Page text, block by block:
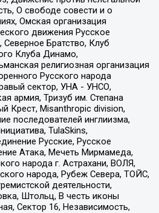
О свободе совести и о
Омская организация
движения Русское
Братство, Клуб
Клуба Динамо,
религиозная организация
Русского народа
сектор, УНА - УНСО,
армия, Тризуб им. Степана
Крест, Misanthropic division,
последователей инглиизма,
TulaSkins,
Русские, Русское
Атака, Мечеть Мирмамеда,
народа г. Астрахани, ВОЛЯ,
народа, Рубеж Севера, ТОЙС,
деятельности,
Штольц, В честь иконы
Сектор 16, Независимость,